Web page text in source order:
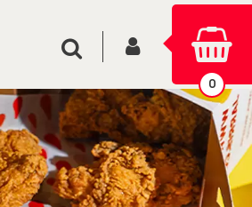
INICIAR SESIÓN
0